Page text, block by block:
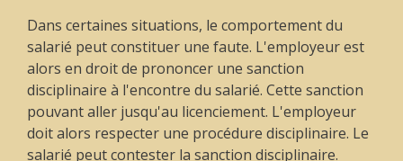
Dans certaines situations, le comportement du
salarié peut constituer une faute. L'employeur est
alors en droit de prononcer une sanction
disciplinaire à l'encontre du salarié. Cette sanction
pouvant aller jusqu'au licenciement. L'employeur
doit alors respecter une procédure disciplinaire. Le
salarié peut contester la sanction disciplinaire.